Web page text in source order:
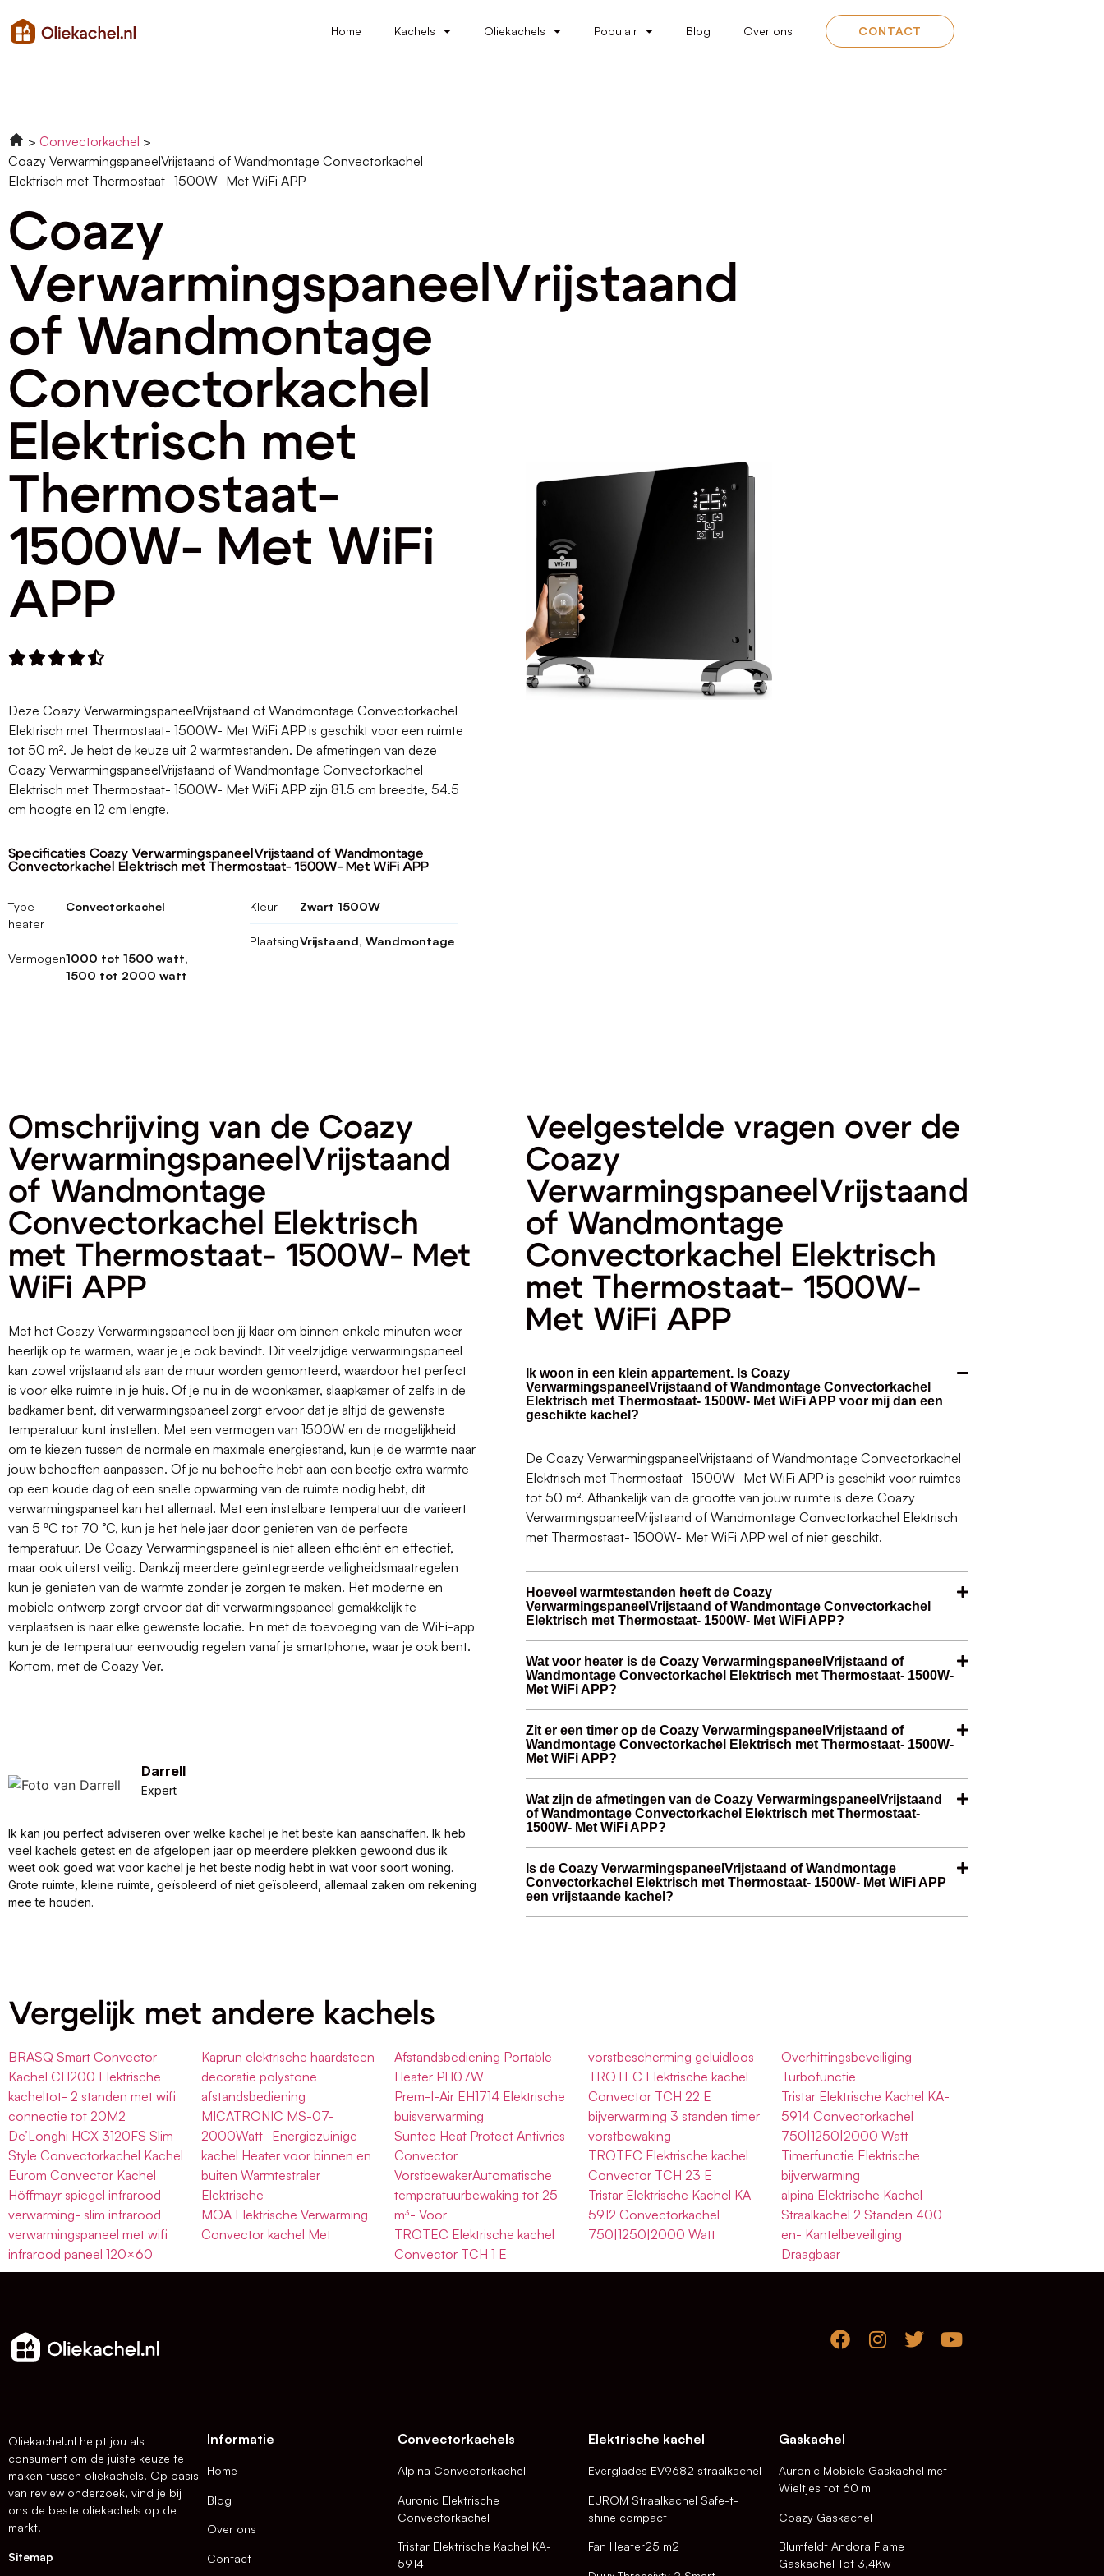
Home Kachels Oliekachels Populair Blog Over ons CONTACT
Convectorkachel
Coazy VerwarmingspaneelVrijstaand of Wandmontage Convectorkachel
Elektrisch met Thermostaat- 1500W- Met WiFi APP
Coazy
VerwarmingspaneelVrijstaand
of Wandmontage
Convectorkachel
Elektrisch met
Thermostaat-
1500W- Met WiFi
APP

Deze Coazy VerwarmingspaneelVrijstaand of Wandmontage Convectorkachel
Elektrisch met Thermostaat- 1500W- Met WiFi APP is geschikt voor een ruimte
tot 50 m². Je hebt de keuze uit 2 warmtestanden. De afmetingen van deze
Coazy VerwarmingspaneelVrijstaand of Wandmontage Convectorkachel
Elektrisch met Thermostaat- 1500W- Met WiFi APP zijn 81.5 cm breedte, 54.5
cm hoogte en 12 cm lengte.
Specificaties Coazy VerwarmingspaneelVrijstaand of Wandmontage
Convectorkachel Elektrisch met Thermostaat- 1500W- Met WiFi APP
Type
heater
Convectorkachel
Vermogen1000 tot 1500 watt,
1500 tot 2000 watt
Kleur Zwart 1500W
PlaatsingVrijstaand, Wandmontage
Omschrijving van de Coazy
VerwarmingspaneelVrijstaand
of Wandmontage
Convectorkachel Elektrisch
met Thermostaat- 1500W- Met
WiFi APP
Met het Coazy Verwarmingspaneel ben jij klaar om binnen enkele minuten weer
heerlijk op te warmen, waar je je ook bevindt. Dit veelzijdige verwarmingspaneel
kan zowel vrijstaand als aan de muur worden gemonteerd, waardoor het perfect
is voor elke ruimte in je huis. Of je nu in de woonkamer, slaapkamer of zelfs in de
badkamer bent, dit verwarmingspaneel zorgt ervoor dat je altijd de gewenste
temperatuur kunt instellen. Met een vermogen van 1500W en de mogelijkheid
om te kiezen tussen de normale en maximale energiestand, kun je de warmte naar
jouw behoeften aanpassen. Of je nu behoefte hebt aan een beetje extra warmte
op een koude dag of een snelle opwarming van de ruimte nodig hebt, dit
verwarmingspaneel kan het allemaal. Met een instelbare temperatuur die varieert
van 5 ºC tot 70 °C, kun je het hele jaar door genieten van de perfecte
temperatuur. De Coazy Verwarmingspaneel is niet alleen efficiënt en effectief,
maar ook uiterst veilig. Dankzij meerdere geïntegreerde veiligheidsmaatregelen
kun je genieten van de warmte zonder je zorgen te maken. Het moderne en
mobiele ontwerp zorgt ervoor dat dit verwarmingspaneel gemakkelijk te
verplaatsen is naar elke gewenste locatie. En met de toevoeging van de WiFi-app
kun je de temperatuur eenvoudig regelen vanaf je smartphone, waar je ook bent.
Kortom, met de Coazy Ver.
Darrell
Expert
Ik kan jou perfect adviseren over welke kachel je het beste kan aanschaffen. Ik heb
veel kachels getest en de afgelopen jaar op meerdere plekken gewoond dus ik
weet ook goed wat voor kachel je het beste nodig hebt in wat voor soort woning.
Grote ruimte, kleine ruimte, geïsoleerd of niet geïsoleerd, allemaal zaken om rekening
mee te houden.
Veelgestelde vragen over de
Coazy
VerwarmingspaneelVrijstaand
of Wandmontage
Convectorkachel Elektrisch
met Thermostaat- 1500W-
Met WiFi APP
Ik woon in een klein appartement. Is Coazy
VerwarmingspaneelVrijstaand of Wandmontage Convectorkachel
Elektrisch met Thermostaat- 1500W- Met WiFi APP voor mij dan een
geschikte kachel?
De Coazy VerwarmingspaneelVrijstaand of Wandmontage Convectorkachel
Elektrisch met Thermostaat- 1500W- Met WiFi APP is geschikt voor ruimtes
tot 50 m². Afhankelijk van de grootte van jouw ruimte is deze Coazy
VerwarmingspaneelVrijstaand of Wandmontage Convectorkachel Elektrisch
met Thermostaat- 1500W- Met WiFi APP wel of niet geschikt.
Hoeveel warmtestanden heeft de Coazy
VerwarmingspaneelVrijstaand of Wandmontage Convectorkachel
Elektrisch met Thermostaat- 1500W- Met WiFi APP?
Wat voor heater is de Coazy VerwarmingspaneelVrijstaand of
Wandmontage Convectorkachel Elektrisch met Thermostaat- 1500W-
Met WiFi APP?
Zit er een timer op de Coazy VerwarmingspaneelVrijstaand of
Wandmontage Convectorkachel Elektrisch met Thermostaat- 1500W-
Met WiFi APP?
Wat zijn de afmetingen van de Coazy VerwarmingspaneelVrijstaand
of Wandmontage Convectorkachel Elektrisch met Thermostaat-
1500W- Met WiFi APP?
Is de Coazy VerwarmingspaneelVrijstaand of Wandmontage
Convectorkachel Elektrisch met Thermostaat- 1500W- Met WiFi APP
een vrijstaande kachel?
Vergelijk met andere kachels
BRASQ Smart Convector
Kachel CH200 Elektrische
kacheltot- 2 standen met wifi
connectie tot 20M2
De’Longhi HCX 3120FS Slim
Style Convectorkachel Kachel
Eurom Convector Kachel
Höffmayr spiegel infrarood
verwarming- slim infrarood
verwarmingspaneel met wifi
infrarood paneel 120×60
Kaprun elektrische haardsteen-
decoratie polystone
afstandsbediening
MICATRONIC MS-07-
2000Watt- Energiezuinige
kachel Heater voor binnen en
buiten Warmtestraler
Elektrische
MOA Elektrische Verwarming
Convector kachel Met
Afstandsbediening Portable
Heater PH07W
Prem-I-Air EH1714 Elektrische
buisverwarming
Suntec Heat Protect Antivries
Convector
VorstbewakerAutomatische
temperatuurbewaking tot 25
m³- Voor
TROTEC Elektrische kachel
Convector TCH 1 E
vorstbescherming geluidloos
TROTEC Elektrische kachel
Convector TCH 22 E
bijverwarming 3 standen timer
vorstbewaking
TROTEC Elektrische kachel
Convector TCH 23 E
Tristar Elektrische Kachel KA-
5912 Convectorkachel
750|1250|2000 Watt
Overhittingsbeveiliging
Turbofunctie
Tristar Elektrische Kachel KA-
5914 Convectorkachel
750|1250|2000 Watt
Timerfunctie Elektrische
bijverwarming
alpina Elektrische Kachel
Straalkachel 2 Standen 400
en- Kantelbeveiliging
Draagbaar
Oliekachel.nl helpt jou als
consument om de juiste keuze te
maken tussen oliekachels. Op basis
van review onderzoek, vind je bij
ons de beste oliekachels op de
markt.
Sitemap
Informatie
Home
Blog
Over ons
Contact
Convectorkachels
Alpina Convectorkachel
Auronic Elektrische
Convectorkachel
Tristar Elektrische Kachel KA-
5914
Elektrische kachel
Everglades EV9682 straalkachel
EUROM Straalkachel Safe-t-
shine compact
Fan Heater25 m2
Gaskachel
Auronic Mobiele Gaskachel met
Wieltjes tot 60 m
Coazy Gaskachel
Blumfeldt Andora Flame
Gaskachel Tot 3,4Kw